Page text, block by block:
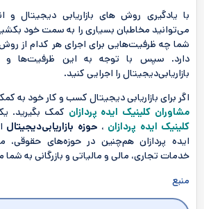
با یادگیری روش های بازاریابی دیجیتال و
می‌توانید مخاطبان بسیاری را به سمت خود
شما چه ظرفیت‌هایی برای اجرای هر کدام از روش
دارد. سپس با توجه به این ظرفیت‌ها و
بازاریابی‌دیجیتال را اجرایی کنید.
اگر برای بازاریابی دیجیتال کسب و کار خود به
مشاوران کلینیک ایده پردازان کمک بگیرید.
کلینیک ایده پردازان ، حوزه بازاریابی‌دیجیتال
ایده پردازان هم‌چنین در حوزه‌های حقوقی،
خدمات تجاری، مالی و مالیاتی و بازرگانی به
منبع